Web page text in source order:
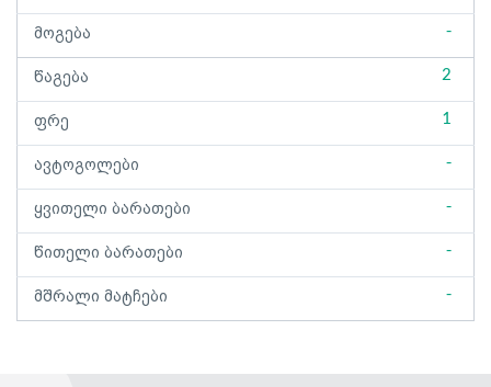
მოგება -
წაგება 2
ფრე 1
ავტოგოლები -
ყვითელი ბარათები -
წითელი ბარათები -
მშრალი მატჩები -